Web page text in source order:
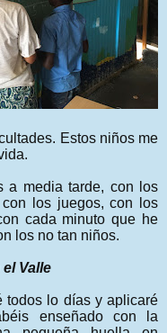
Estos niños me
a media tarde, con los
los juegos, con los
cada minuto que he
los no tan niños.
Valle
todos lo días y aplicaré
enseñado con la